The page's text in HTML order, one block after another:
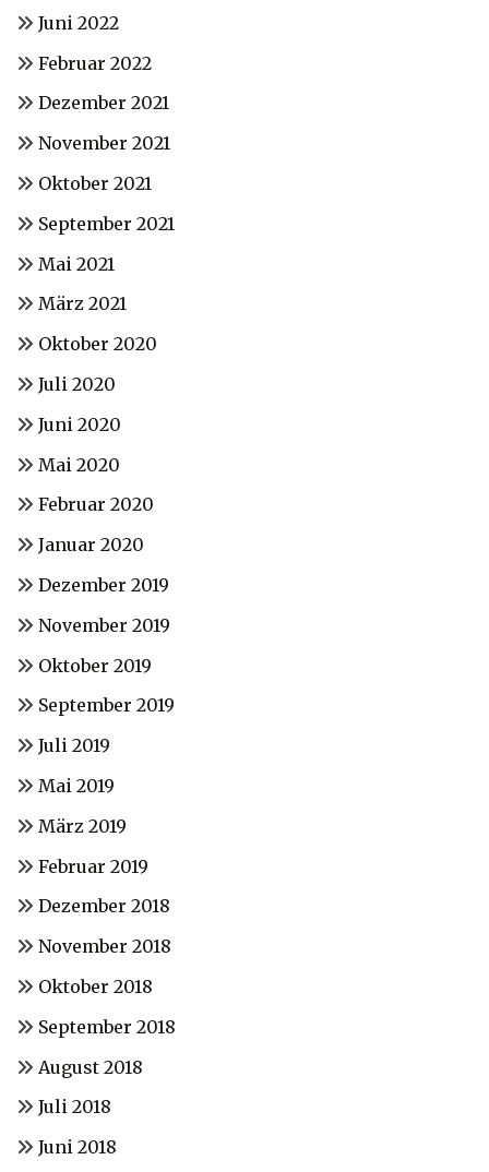
Juni 2022
Februar 2022
Dezember 2021
November 2021
Oktober 2021
September 2021
Mai 2021
März 2021
Oktober 2020
Juli 2020
Juni 2020
Mai 2020
Februar 2020
Januar 2020
Dezember 2019
November 2019
Oktober 2019
September 2019
Juli 2019
Mai 2019
März 2019
Februar 2019
Dezember 2018
November 2018
Oktober 2018
September 2018
August 2018
Juli 2018
Juni 2018